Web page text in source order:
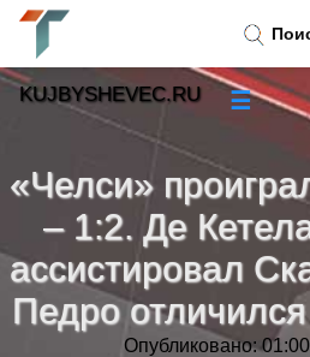
«Челси»
– 1:2. Де
ассистировал
Педро
Опубликовано:
KUJBYSHEVEC.RU ☰
Новости
Тренды новостей»
Рубрики»
»